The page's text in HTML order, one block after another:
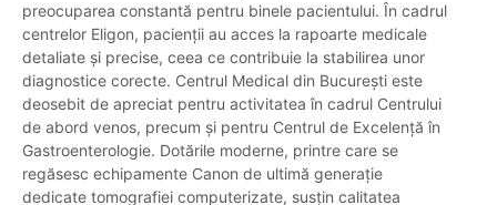
preocuparea constantă pentru binele pacientului. În cadrul
centrelor Eligon, pacienții au acces la rapoarte medicale
detaliate și precise, ceea ce contribuie la stabilirea unor
diagnostice corecte. Centrul Medical din București este
deosebit de apreciat pentru activitatea în cadrul Centrului
de abord venos, precum și pentru Centrul de Excelență în
Gastroenterologie. Dotările moderne, printre care se
regăsesc echipamente Canon de ultimă generație
dedicate tomografiei computerizate, susțin calitatea